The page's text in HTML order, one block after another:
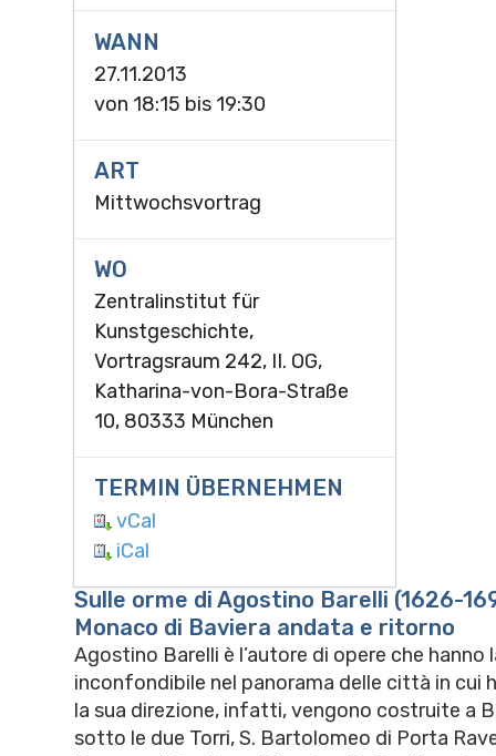
WANN
27.11.2013
von 18:15 bis 19:30
ART
Mittwochsvortrag
WO
Zentralinstitut für
Kunstgeschichte,
Vortragsraum 242, II. OG,
Katharina-von-Bora-Straße
10, 80333 München
TERMIN ÜBERNEHMEN
vCal
iCal
Sulle orme di Agostino Barelli (1626-
Monaco di Baviera andata e ritorno
Agostino Barelli è l’autore di opere che hanno
inconfondibile nel panorama delle città in cui
la sua direzione, infatti, vengono costruite a
sotto le due Torri, S. Bartolomeo di Porta